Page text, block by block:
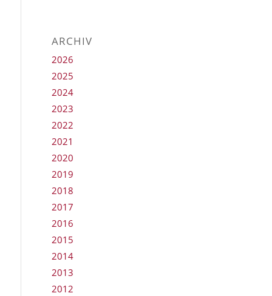
ARCHIV
2026
2025
2024
2023
2022
2021
2020
2019
2018
2017
2016
2015
2014
2013
2012